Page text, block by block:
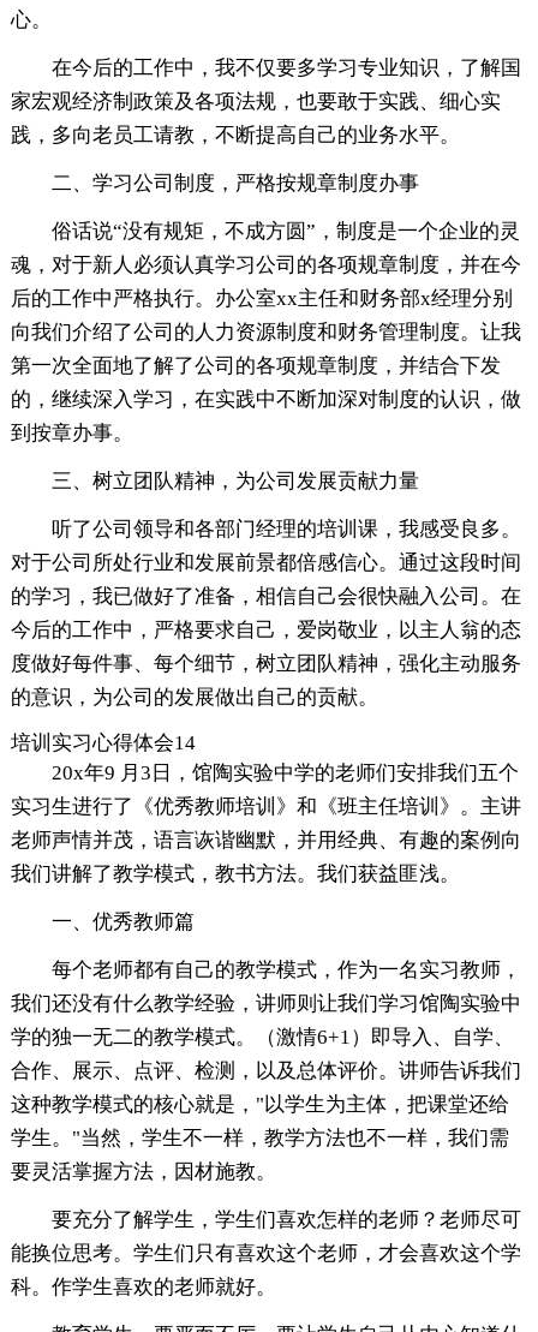
心。
在今后的工作中，我不仅要多学习专业知识，了解国
家宏观经济制政策及各项法规，也要敢于实践、细心实
践，多向老员工请教，不断提高自己的业务水平。
二、学习公司制度，严格按规章制度办事
俗话说“没有规矩，不成方圆”，制度是一个企业的灵
魂，对于新人必须认真学习公司的各项规章制度，并在今
后的工作中严格执行。办公室xx主任和财务部x经理分别
向我们介绍了公司的人力资源制度和财务管理制度。让我
第一次全面地了解了公司的各项规章制度，并结合下发
的，继续深入学习，在实践中不断加深对制度的认识，做
到按章办事。
三、树立团队精神，为公司发展贡献力量
听了公司领导和各部门经理的培训课，我感受良多。
对于公司所处行业和发展前景都倍感信心。通过这段时间
的学习，我已做好了准备，相信自己会很快融入公司。在
今后的工作中，严格要求自己，爱岗敬业，以主人翁的态
度做好每件事、每个细节，树立团队精神，强化主动服务
的意识，为公司的发展做出自己的贡献。
培训实习心得体会14
20x年9 月3日，馆陶实验中学的老师们安排我们五个
实习生进行了《优秀教师培训》和《班主任培训》。主讲
老师声情并茂，语言诙谐幽默，并用经典、有趣的案例向
我们讲解了教学模式，教书方法。我们获益匪浅。
一、优秀教师篇
每个老师都有自己的教学模式，作为一名实习教师，
我们还没有什么教学经验，讲师则让我们学习馆陶实验中
学的独一无二的教学模式。（激情6+1）即导入、自学、
合作、展示、点评、检测，以及总体评价。讲师告诉我们
这种教学模式的核心就是，"以学生为主体，把课堂还给
学生。"当然，学生不一样，教学方法也不一样，我们需
要灵活掌握方法，因材施教。
要充分了解学生，学生们喜欢怎样的老师？老师尽可
能换位思考。学生们只有喜欢这个老师，才会喜欢这个学
科。作学生喜欢的老师就好。